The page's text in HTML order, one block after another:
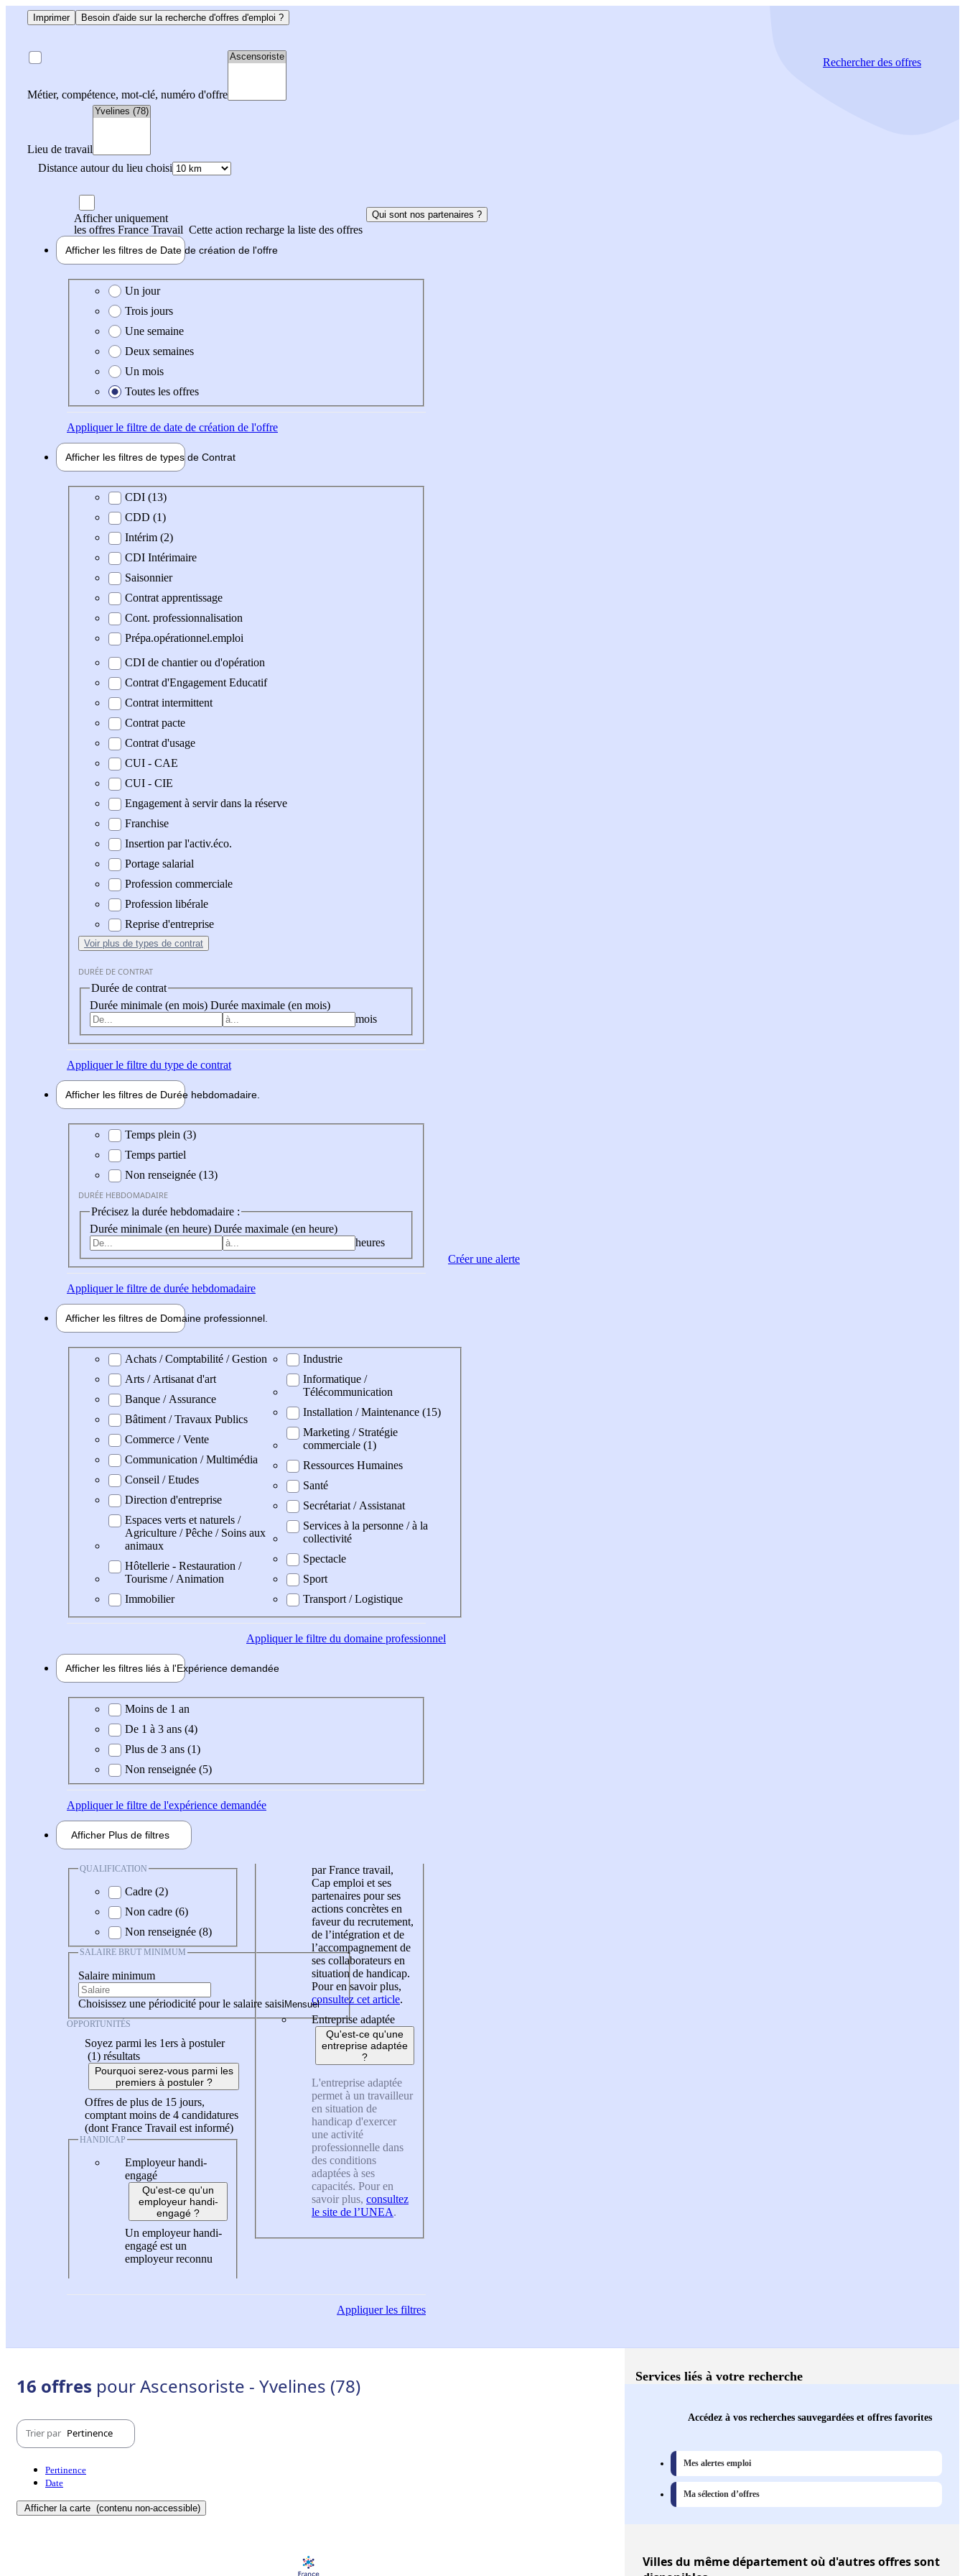
Imprimer Besoin d'aide sur la recherche d'offres d'emploi ?
Métier, compétence, mot-clé, numéro d'offre
Lieu de travail
Distance autour du lieu choisi
Rechercherdes offres
Afficher uniquement
les offres France Travail Cette action recharge la liste des offres
Qui sont nos partenaires ?
Afficher les filtres de Date de création de l'offre
Date de création de l'offre
Un jour
Trois jours
Une semaine
Deux semaines
Un mois
Toutes les offres
Appliquerle filtre de date de création de l'offre
Afficher les filtres de types de Contrat
Type de contratCDI (13)
CDD (1)
Intérim (2)
CDI Intérimaire
Saisonnier
Contrat apprentissage
Cont. professionnalisation
Prépa.opérationnel.emploi
CDI de chantier ou d'opération
Contrat d'Engagement Educatif
Contrat intermittent
Contrat pacte
Contrat d'usage
CUI - CAE
CUI - CIE
Engagement à servir dans la réserve
Franchise
Insertion par l'activ.éco.
Portage salarial
Profession commerciale
Profession libérale
Reprise d'entreprise
Voir plus de types de contrat
DURÉE DE CONTRAT
Durée de contrat
Durée minimale (en mois) Durée maximale (en mois)
mois
Appliquerle filtre du type de contrat
Afficher les filtres de Durée hebdomadaire
Durée hebdomadaire
Temps plein (3)
Temps partiel
Non renseignée (13)
DURÉE HEBDOMADAIRE
Précisez la durée hebdomadaire :
Durée minimale (en heure) Durée maximale (en heure)
heures
Appliquerle filtre de durée hebdomadaire
Afficher les filtres de Domaine professionnel
Domaine professionel
Achats / Comptabilité / Gestion
Arts / Artisanat d'art
Banque / Assurance
Bâtiment / Travaux Publics
Commerce / Vente
Communication / Multimédia
Conseil / Etudes
Direction d'entreprise
Espaces verts et naturels /
Agriculture / Pêche / Soins aux
animaux
Hôtellerie - Restauration /
Tourisme / Animation
Immobilier
Industrie
Informatique /
Télécommunication
Installation / Maintenance (15)
Marketing / Stratégie
commerciale (1)
Ressources Humaines
Santé
Secrétariat / Assistanat
Services à la personne / à la
collectivité
Spectacle
Sport
Transport / Logistique
Appliquerle filtre du domaine professionnel
Afficher les filtres liés à l'Expérience demandée
Expérience demandée
Moins de 1 an
De 1 à 3 ans (4)
Plus de 3 ans (1)
Non renseignée (5)
Appliquerle filtre de l'expérience demandée
Afficher Plus de filtres
QUALIFICATION
Cadre (2)
Non cadre (6)
Non renseignée (8)
SALAIRE BRUT MINIMUM
Salaire minimum
Choisissez une périodicité pour le salaire saisi
OPPORTUNITÉS
Soyez parmi les 1ers à postuler
(1) résultats
Pourquoi serez-vous parmi les
premiers à postuler ?
Offres de plus de 15 jours,
comptant moins de 4 candidatures
(dont France Travail est informé)
HANDICAP
Employeur handi-
engagé
Qu'est-ce qu'un
employeur handi-
engagé ?
Un employeur handi-
engagé est un
employeur reconnu
par France travail,
Cap emploi et ses
partenaires pour ses
actions concrètes en
faveur du recrutement,
de l’intégration et de
l’accompagnement de
ses collaborateurs en
situation de handicap.
Pour en savoir plus,
consultez cet article.
Entreprise adaptée
Qu'est-ce qu'une
entreprise adaptée
?
L'entreprise adaptée
permet à un travailleur
en situation de
handicap d'exercer
une activité
professionnelle dans
des conditions
adaptées à ses
capacités. Pour en
savoir plus, consultez
le site de l’UNEA.
Appliquerles filtres
Créer une alerte
16 offres pour Ascensoriste - Yvelines (78)
Trier par Pertinence
Pertinence
Date
Afficher la carte (contenu non-accessible)
Services liés à votre recherche
Accédez à vos recherches sauvegardées et offres favorites
Mes alertes emploi
Ma sélection d’offres
Villesdu même département où d'autres offres sont